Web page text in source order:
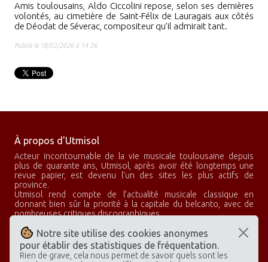
Amis toulousains, Aldo Ciccolini repose, selon ses dernières
volontés, au cimetière de Saint-Félix de Lauragais aux côtés
de Déodat de Séverac, compositeur qu’il admirait tant.
Publié le 18/02/2026 à 14:26.
Notre site utilise des cookies anonymes
pour établir des statistiques de fréquentation.
Rien de grave, cela nous permet de savoir quels sont les
À propos d'Utmisol
Acteur incontournable de la vie musicale toulousaine depuis
plus de quarante ans, Utmisol, après avoir été longtemps une
revue papier, est devenu l’un des sites les plus actifs de
province.
Utmisol rend compte de l’actualité musicale classique en
donnant bien sûr la priorité à la capitale du belcanto, avec de
nombreuses critiques discographiques.
privés, des rencontres avec des artistes et de nombreux
voyages à la découverte des plus grandes scènes lyriques.